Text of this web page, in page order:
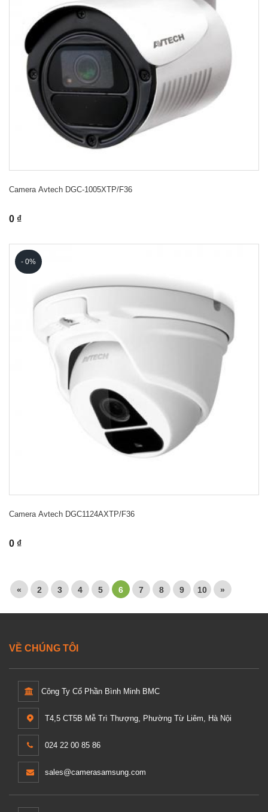
Camera Avtech DGC-1005XTP/F36
0 ₫
- 0%
Camera Avtech DGC1124AXTP/F36
0 ₫
« 2 3 4 5 6 7 8 9 10 »
VỀ CHÚNG TÔI
Công Ty Cổ Phần Bình Minh BMC
T4,5 CT5B Mễ Trì Thượng, Phường Từ Liêm, Hà Nội
024 22 00 85 86
sales@camerasamsung.com